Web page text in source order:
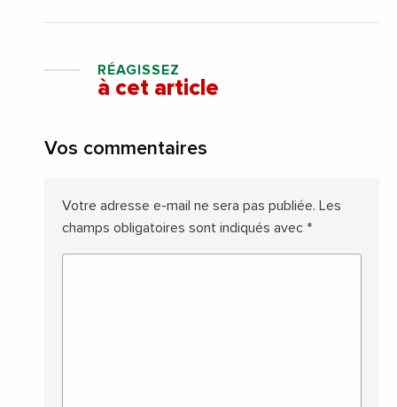
RÉAGISSEZ
à cet article
Vos commentaires
Votre adresse e-mail ne sera pas publiée. Les
champs obligatoires sont indiqués avec *